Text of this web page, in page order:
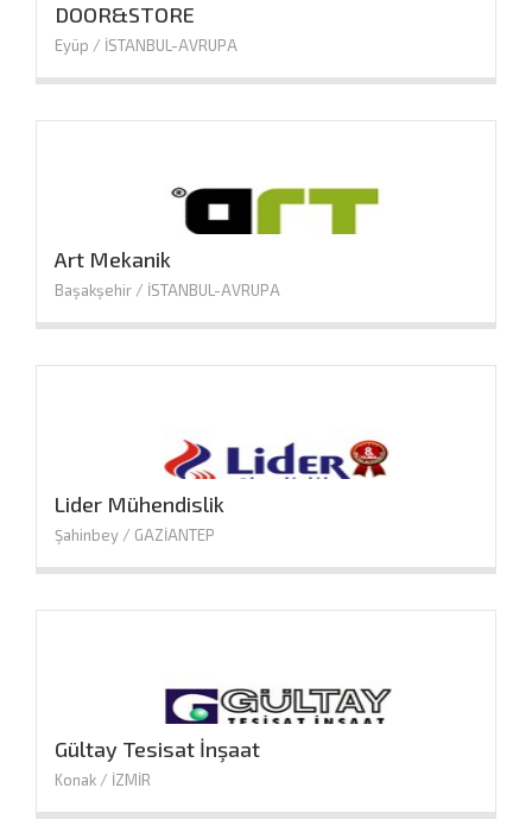
DOOR&STORE
Eyüp / İSTANBUL-AVRUPA
Art Mekanik
Başakşehir / İSTANBUL-AVRUPA
Lider Mühendislik
Şahinbey / GAZİANTEP
Gültay Tesisat İnşaat
Konak / İZMİR